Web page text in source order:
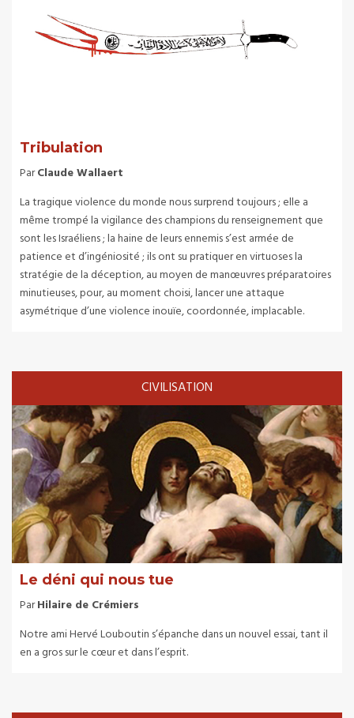
Tribulation
ParClaude Wallaert
La tragique violence du monde nous surprend toujours ; elle a
même trompé la vigilance des champions du renseignement que
sont les Israéliens ; la haine de leurs ennemis s’est armée de
patience et d’ingéniosité ; ils ont su pratiquer en virtuoses la
stratégie de la déception, au moyen de manœuvres préparatoires
minutieuses, pour, au moment choisi, lancer une attaque
asymétrique d’une violence inouïe, coordonnée, implacable.
CIVILISATION
Le déni qui nous tue
ParHilaire de Crémiers
Notre ami Hervé Louboutin s’épanche dans un nouvel essai, tant il
en a gros sur le cœur et dans l’esprit.